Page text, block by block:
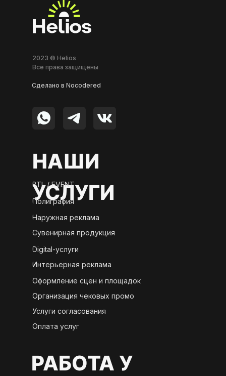
НАШИ
УСЛУГИ
BTL / EVENT
Сувенирная продукция
Полиграфия
Наружная реклама
Digital-услуги
Оформление сцен и площадок
Интерьерная реклама
Организация чековых промо
2023 © Helios
Все права защищены
Сделано в Nocodered
Услуги согласования
Оплата услуг
РАБОТА У